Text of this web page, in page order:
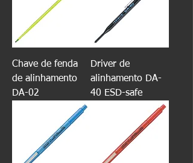
Chave de fenda
de alinhamento
DA-02
Driver de
alinhamento DA-
40 ESD-safe